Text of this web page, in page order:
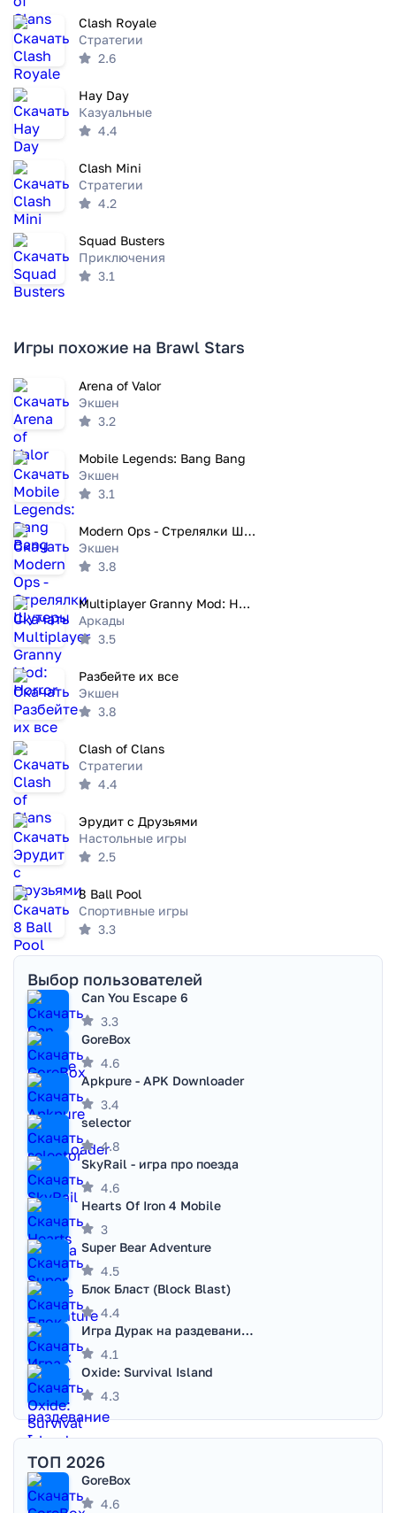
Clash Royale
Стратегии
2.6
Hay Day
Казуальные
4.4
Clash Mini
Стратегии
4.2
Squad Busters
Приключения
3.1
Игры похожие на Brawl Stars
Arena of Valor
Экшен
3.2
Mobile Legends: Bang Bang
Экшен
3.1
Modern Ops - Стрелялки Шутеры
Экшен
3.8
Multiplayer Granny Mod: Horror
Аркады
3.5
Разбейте их все
Экшен
3.8
Clash of Clans
Стратегии
4.4
Эрудит с Друзьями
Настольные игры
2.5
8 Ball Pool
Спортивные игры
3.3
Выбор пользователей
Can You Escape 6
3.3
GoreBox
4.6
Apkpure - APK Downloader
3.4
selector
4.8
SkyRail - игра про поезда
4.6
Hearts Of Iron 4 Mobile
3
Super Bear Adventure
4.5
Блок Бласт (Block Blast)
4.4
Игра Дурак на раздевание - Правила игры
4.1
Oxide: Survival Island
4.3
ТОП 2026
GoreBox
4.6